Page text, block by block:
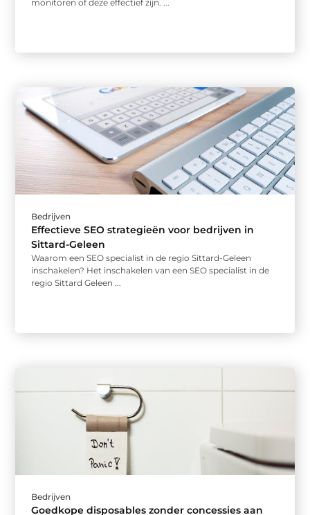
monitoren of deze effectief zijn. ...
Bedrijven
Effectieve SEO strategieën voor bedrijven in
Sittard-Geleen
Waarom een SEO specialist in de regio Sittard-Geleen
inschakelen? Het inschakelen van een SEO specialist in de
regio Sittard Geleen ...
Bedrijven
Goedkope disposables zonder concessies aan